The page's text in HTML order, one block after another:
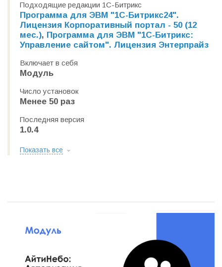
Подходящие редакции 1С-Битрикс
Программа для ЭВМ "1С-Битрикс24".
Лицензия Корпоративный портал - 50 (12
мес.), Программа для ЭВМ "1С-Битрикс:
Управление сайтом". Лицензия Энтерпрайз
Включает в себя
Модуль
Число установок
Менее 50 раз
Последняя версия
1.0.4
Показать все